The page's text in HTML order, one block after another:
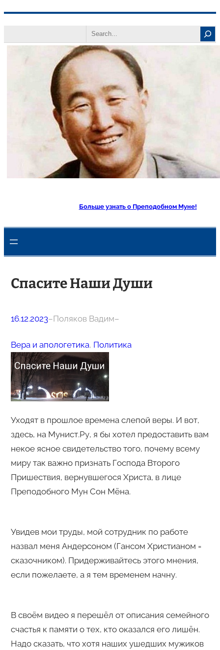
содержимому
Search
Больше узнать о Преподобном Муне!
Спасите Наши Души
16.12.2023–Поляков Вадим–
Вера и апологетика, Политика
Уходят в прошлое времена слепой веры. И вот,
здесь, на Мунист.Ру, я бы хотел предоставить вам
некое ясное свидетельство того, почему всему
миру так важно признать Господа Второго
Пришествия, вернувшегося Христа, в лице
Преподобного Мун Сон Мёна.
Увидев мои труды, мой сотрудник по работе
назвал меня Андерсоном (Гансом Христианом =
сказочником). Придерживайтесь этого мнения,
если пожелаете, а я тем временем начну.
В своём видео я перешёл от описания семейного
счастья к памяти о тех, кто оказался его лишён.
Надо сказать, что хотя наших ушедших мужиков